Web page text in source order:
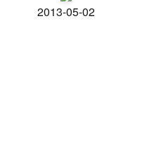
2013-05-02